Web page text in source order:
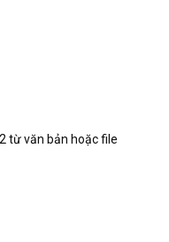
từ văn bản hoặc file